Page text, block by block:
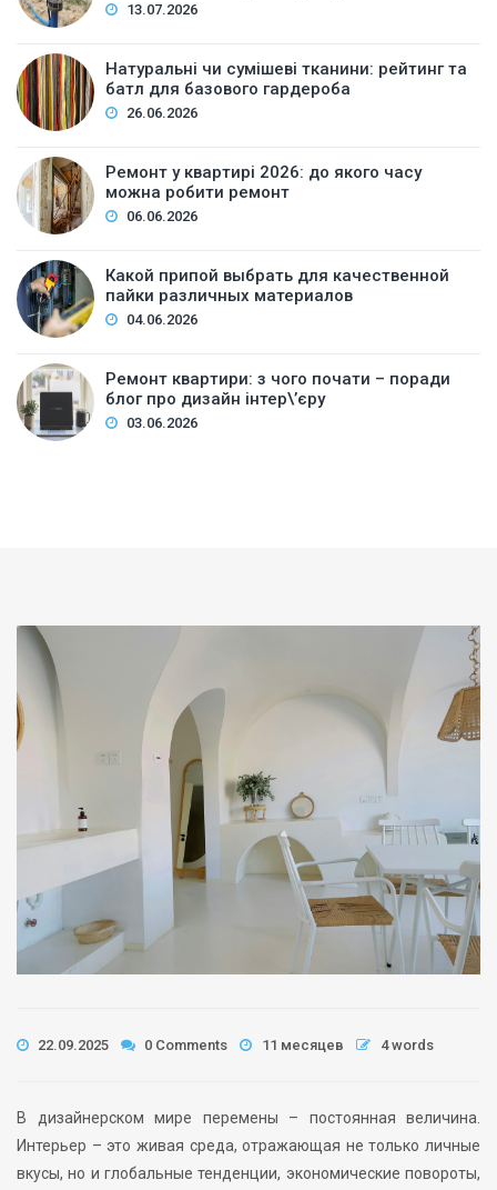
13.07.2026
Натуральні чи сумішеві тканини: рейтинг та
батл для базового гардероба
26.06.2026
Ремонт у квартирі 2026: до якого часу
можна робити ремонт
06.06.2026
Какой припой выбрать для качественной
пайки различных материалов
04.06.2026
Ремонт квартири: з чого почати – поради
блог про дизайн інтер\’єру
03.06.2026
22.09.2025 0 Comments 11 месяцев 4 words
В дизайнерском мире перемены – постоянная величина.
Интерьер – это живая среда, отражающая не только личные
вкусы, но и глобальные тенденции, экономические повороты,